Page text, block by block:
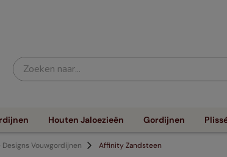
Zoeken naar...
Houten Jaloezieën Gordijnen
Designs Vouwgordijnen Affinity Zandsteen